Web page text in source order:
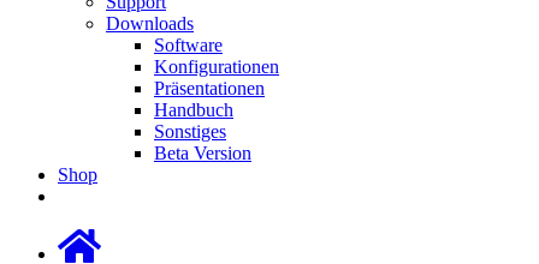
Downloads
Software
Konfigurationen
Präsentationen
Handbuch
Sonstiges
Beta Version
Shop